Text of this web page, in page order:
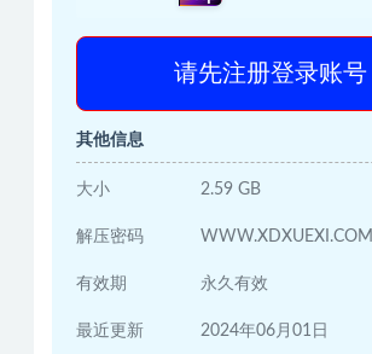
请先注册登录账号
其他信息
大小 2.59 GB
解压密码 WWW.XDXUEXI.COM
有效期 永久有效
最近更新 2024年06月01日